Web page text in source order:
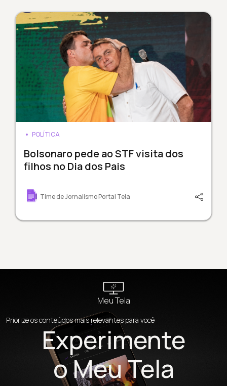
POLÍTICA
Bolsonaro pede ao STF visita dos
filhos no Dia dos Pais
Time de Jornalismo Portal Tela
Meu Tela
Priorize os conteúdos mais relevantes para você
Experimente
o Meu Tela